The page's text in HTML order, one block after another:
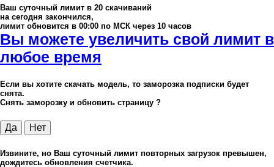
Ваш суточный лимит в 20 скачиваний
на сегодня закончился,
лимит обновится в 00:00 по МСК через 10 часов
Вы можете увеличить свой лимит в
любое время
Если вы хотите скачать модель, то заморозка подписки будет
снята.
Снять заморозку и обновить страницу ?
Да Нет
Извините, но Ваш суточный лимит повторных загрузок превышен,
дождитесь обновления счетчика.